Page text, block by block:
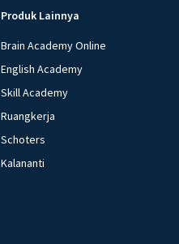
Produk Lainnya
Brain Academy Online
English Academy
Skill Academy
Ruangkerja
Schoters
Kalananti